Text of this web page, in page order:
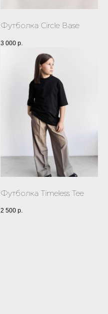
Футболка Circle Base
3 000 р.
Футболка Timeless Tee
2 500 р.